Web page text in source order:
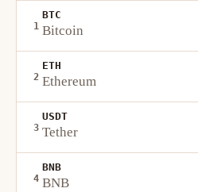
1
BTC
Bitcoin
2
ETH
Ethereum
3
USDT
Tether
4
BNB
BNB